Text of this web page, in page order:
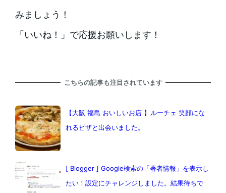
みましょう！
「いいね！」で応援お願いします！
こちらの記事も注目されています
【大阪 福島 おいしいお店 】ルーチェ 笑顔にな
れるピザと出会いました。
[ Blogger ] Google検索の「著者情報」を表示し
たい！設定にチャレンジしました。結果待ちで